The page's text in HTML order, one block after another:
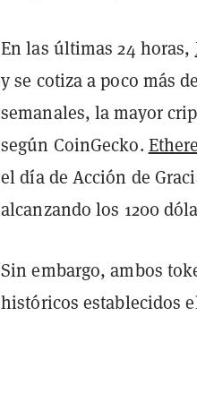
En las últimas 24 horas,
y se cotiza a poco más
semanales, la mayor
según CoinGecko.
el día de Acción de
alcanzando los 1200
Sin embargo, ambos
históricos establecidos